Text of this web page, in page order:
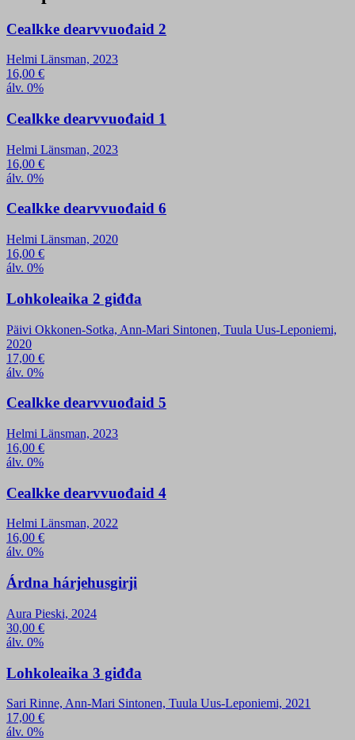
Cealkke dearvvuođaid 2
Helmi Länsman, 2023
16,00 €
álv. 0%
Cealkke dearvvuođaid 1
Helmi Länsman, 2023
16,00 €
álv. 0%
Cealkke dearvvuođaid 6
Helmi Länsman, 2020
16,00 €
álv. 0%
Lohkoleaika 2 giđđa
Päivi Okkonen-Sotka, Ann-Mari Sintonen, Tuula Uus-Leponiemi,
2020
17,00 €
álv. 0%
Cealkke dearvvuođaid 5
Helmi Länsman, 2023
16,00 €
álv. 0%
Cealkke dearvvuođaid 4
Helmi Länsman, 2022
16,00 €
álv. 0%
Árdna hárjehusgirji
Aura Pieski, 2024
30,00 €
álv. 0%
Lohkoleaika 3 giđđa
Sari Rinne, Ann-Mari Sintonen, Tuula Uus-Leponiemi, 2021
17,00 €
álv. 0%